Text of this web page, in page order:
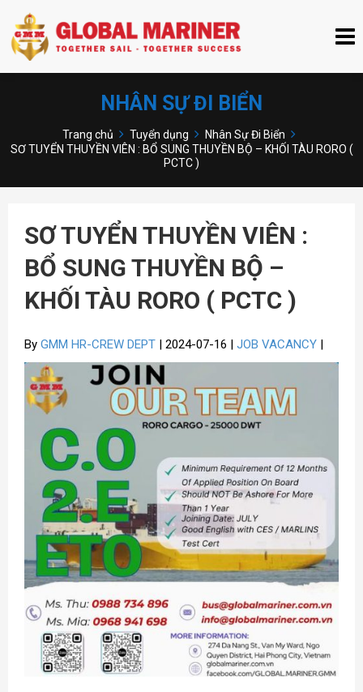
NHÂN SỰ ĐI BIỂN
Trang chủ Tuyển dụng
Nhân Sự Đi Biển
SƠ TUYỂN THUYỀN VIÊN : BỔ SUNG THUYỀN BỘ – KHỐI TÀU RORO (
PCTC )
SƠ TUYỂN THUYỀN VIÊN :
BỔ SUNG THUYỀN BỘ –
KHỐI TÀU RORO ( PCTC )
By GMM HR-CREW DEPT | 2024-07-16 | JOB VACANCY |